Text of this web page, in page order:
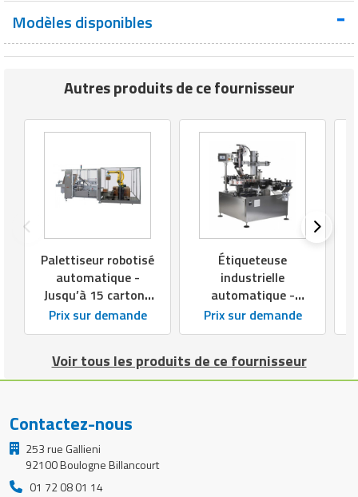
Modèles disponibles
Autres produits de ce fournisseur
Palettiseur robotisé
automatique -
Jusqu’à 15 cartons
par minute -
Banderoleuse
Prix sur demande
Étiqueteuse
industrielle
automatique -
Jusqu’à 150
étiquettes par
Impression
recto/verso
Prix sur demande
Voir tous les produits de ce fournisseur
Contactez-nous
253 rue Gallieni
92100 Boulogne Billancourt
01 72 08 01 14